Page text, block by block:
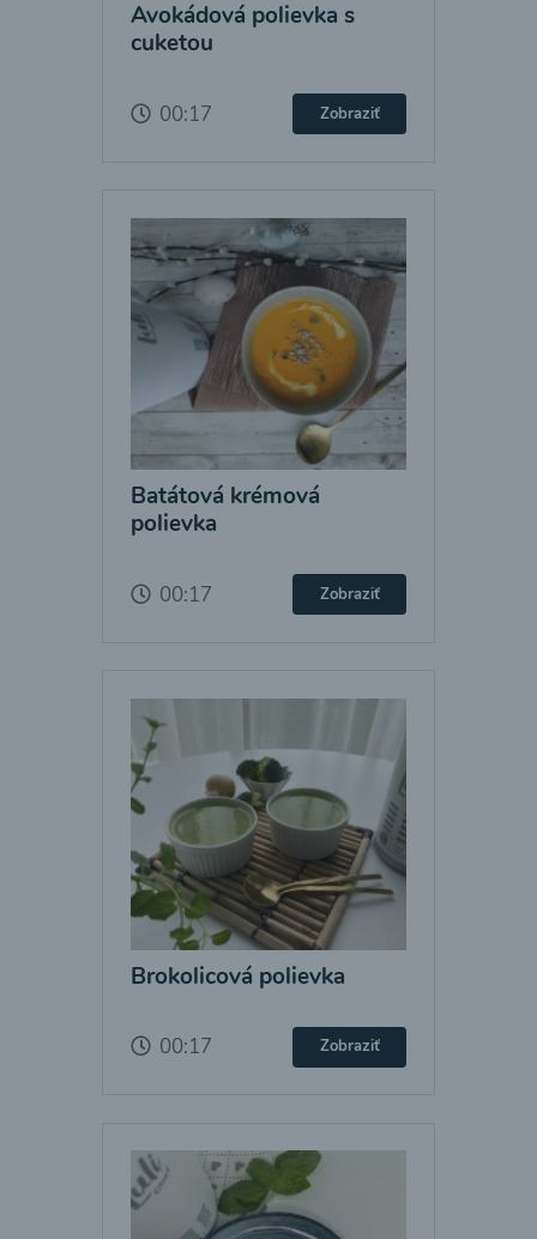
Avokádová polievka s
cuketou
00:17 Zobraziť
Batátová krémová
polievka
00:17 Zobraziť
Brokolicová polievka
00:17 Zobraziť